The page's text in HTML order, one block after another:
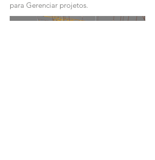
para Gerenciar projetos.